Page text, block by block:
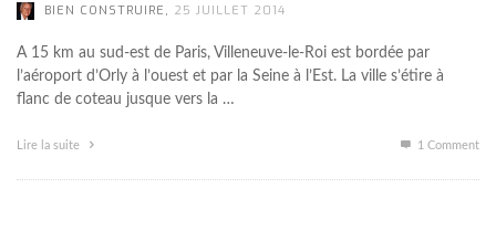
BIEN CONSTRUIRE , 25 JUILLET 2014
A 15 km au sud-est de Paris, Villeneuve-le-Roi est bordée par
l’aéroport d’Orly à l’ouest et par la Seine à l’Est. La ville s’étire à
flanc de coteau jusque vers la …
Lire la suite 1 Comment